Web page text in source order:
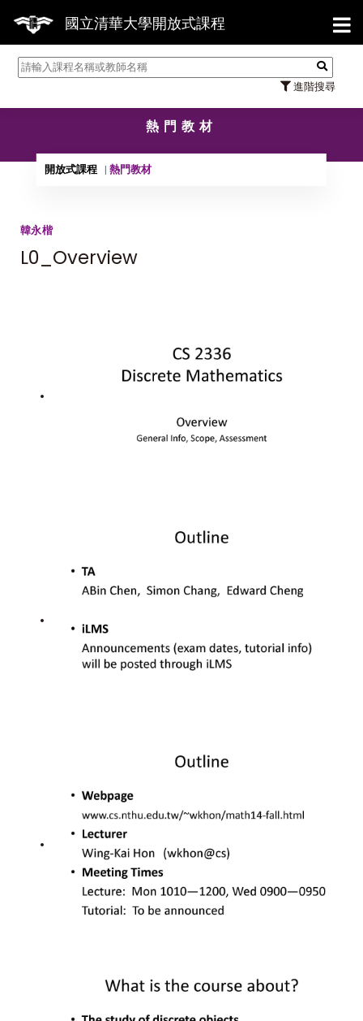
國立清華大學開放式課程
進階搜尋
【
熱門教材
開放式課程 熱門教材
韓永楷
L0_Overview